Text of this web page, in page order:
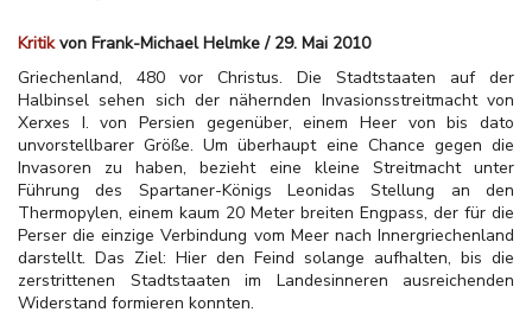
Kritikvon Frank-Michael Helmke / 29. Mai 2010
Griechenland, 480 vor Christus. Die Stadtstaaten auf der
Halbinsel sehen sich der nähernden Invasionsstreitmacht von
Xerxes I. von Persien gegenüber, einem Heer von bis dato
unvorstellbarer Größe. Um überhaupt eine Chance gegen die
Invasoren zu haben, bezieht eine kleine Streitmacht unter
Führung des Spartaner-Königs Leonidas Stellung an den
Thermopylen, einem kaum 20 Meter breiten Engpass, der für die
Perser die einzige Verbindung vom Meer nach Innergriechenland
darstellt. Das Ziel: Hier den Feind solange aufhalten, bis die
zerstrittenen Stadtstaaten im Landesinneren ausreichenden
Widerstand formieren konnten.